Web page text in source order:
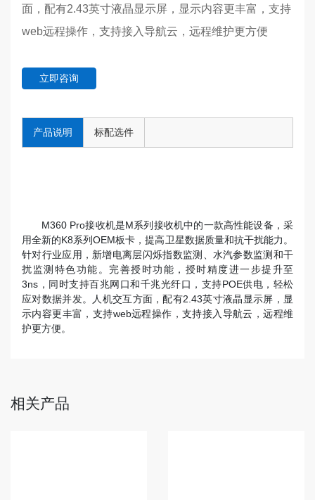
面，配有2.43英寸液晶显示屏，显示内容更丰富，支持
web远程操作，支持接入导航云，远程维护更方便
立即咨询
产品说明 标配选件
M360 Pro接收机是M系列接收机中的一款高性能设备，采
用全新的K8系列OEM板卡，提高卫星数据质量和抗干扰能力。
针对行业应用，新增电离层闪烁指数监测、水汽参数监测和干
扰监测特色功能。完善授时功能，授时精度进一步提升至
3ns，同时支持百兆网口和千兆光纤口，支持POE供电，轻松
应对数据并发。人机交互方面，配有2.43英寸液晶显示屏，显
示内容更丰富，支持web远程操作，支持接入导航云，远程维
护更方便。
相关产品